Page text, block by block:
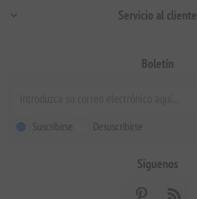
Servicio al cliente
Boletín
Suscribirse Desuscribirse
Siguenos